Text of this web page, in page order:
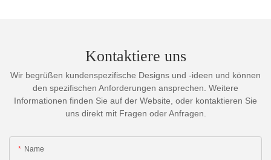
Kontaktiere uns
Wir begrüßen kundenspezifische Designs und -ideen und können
den spezifischen Anforderungen ansprechen. Weitere
Informationen finden Sie auf der Website, oder kontaktieren Sie
uns direkt mit Fragen oder Anfragen.
Name